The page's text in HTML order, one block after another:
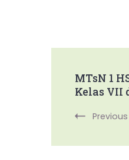
Post
MTsN 1
Kelas VII
Previous